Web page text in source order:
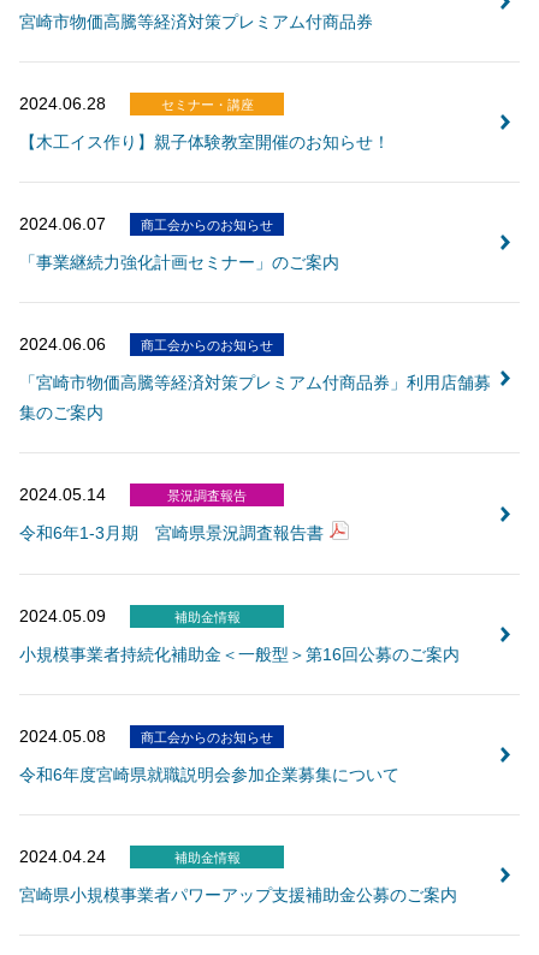
宮崎市物価高騰等経済対策プレミアム付商品券
2024.06.28 セミナー・講座
【木工イス作り】親子体験教室開催のお知らせ！
2024.06.07 商工会からのお知らせ
「事業継続力強化計画セミナー」のご案内
2024.06.06 商工会からのお知らせ
「宮崎市物価高騰等経済対策プレミアム付商品券」利用店舗募
集のご案内
2024.05.14 景況調査報告
令和6年1-3月期 宮崎県景況調査報告書
2024.05.09 補助金情報
小規模事業者持続化補助金＜一般型＞第16回公募のご案内
2024.05.08 商工会からのお知らせ
令和6年度宮崎県就職説明会参加企業募集について
2024.04.24 補助金情報
宮崎県小規模事業者パワーアップ支援補助金公募のご案内